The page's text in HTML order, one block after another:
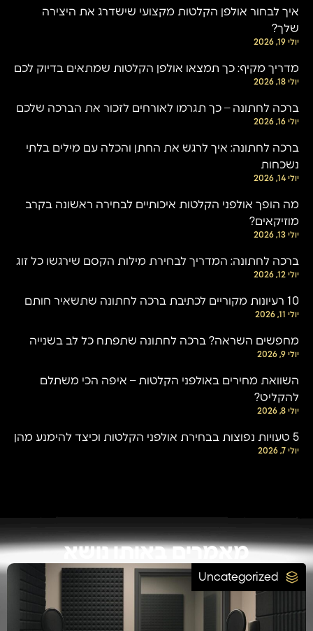
איך לבחור אולפן הקלטות מקצועי שישדרג את היצירה
שלך?
יולי 19, 2026
מדריך מקיף: כך תמצאו אולפן הקלטות שמתאים בדיוק לכם
יולי 18, 2026
ברכה לחתונה – כך תגרמו לאורחים לזכור את הברכה שלכם
יולי 16, 2026
ברכה לחתונה: איך לרגש את החתן והכלה עם מילים בלתי
נשכחות
יולי 14, 2026
מה הופך אולפני הקלטות איכותיים לבחירה ראשונה בקרב
מוזיקאים?
יולי 13, 2026
ברכה לחתונה: המדריך לבחירת מילות הקסם שירגשו כל זוג
יולי 12, 2026
10 רעיונות מקוריים לכתיבת ברכה לחתונה שתשאיר חותם
יולי 11, 2026
מחפשים השראה? ברכה לחתונה שתפתח כל לב בשנייה
יולי 9, 2026
השוואת מחירים באולפני הקלטות – איפה הכי משתלם
להקליט?
יולי 8, 2026
5 טעויות נפוצות בבחירת אולפני הקלטות וכיצד להימנע מהן
יולי 7, 2026
מאמרים באותו נושא
Uncategorized